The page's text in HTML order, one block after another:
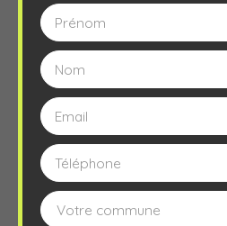
Prénom
Nom
Email
Téléphone
Votre commune